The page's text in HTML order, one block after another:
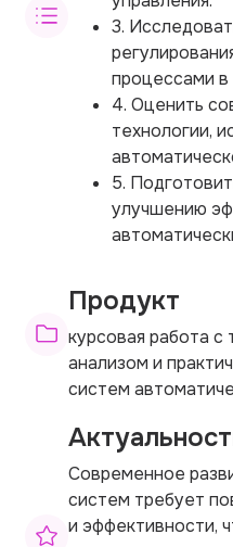
3.
процессами в
4. Оценить
технологии,
5.
улучшению
Продукт
курсовая работа с
анализом и
систем
Современное
систем требует
и эффективности,